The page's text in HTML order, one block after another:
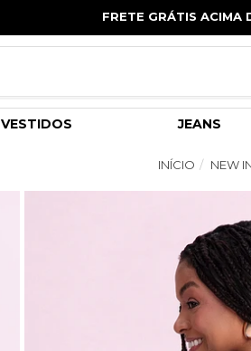
FRETE GRÁTIS ACIMA
VESTIDOS JEANS
INÍCIO NEW